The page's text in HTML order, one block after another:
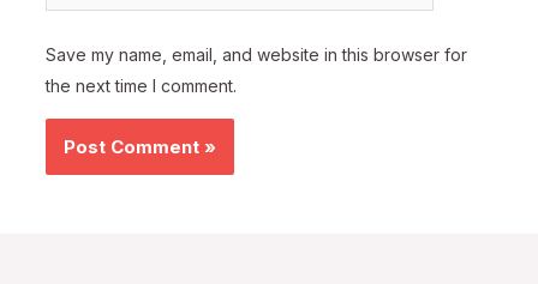
Save my name, email, and website in this browser for
the next time I comment.